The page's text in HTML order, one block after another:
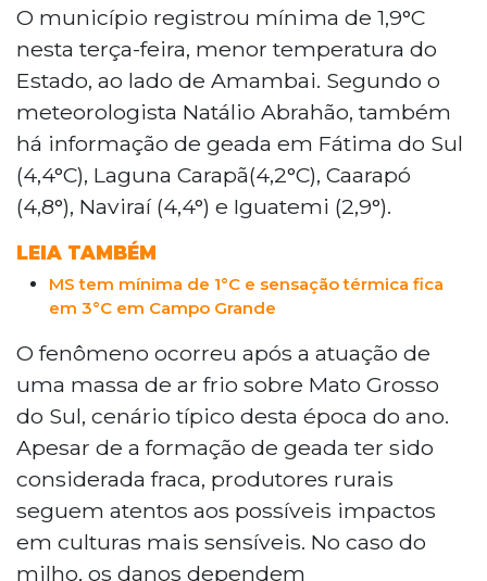
desta terça-feira em áreas rurais de Rio
Brilhante, com fina camada de gelo sobre
vegetação e colchões próximos a
lavouras de milho. O fenômeno foi
causado por massa de ar frio sobre Mato
Grosso do Sul. Produtores rurais
monitoram possíveis danos às culturas
sensíveis. A previsão indica aquecimento
gradual a partir desta quarta-feira, com
redução do risco de novas geadas na
região.
O município registrou mínima de 1,9°C
nesta terça-feira, menor temperatura do
Estado, ao lado de Amambai. Segundo o
meteorologista Natálio Abrahão, também
há informação de geada em Fátima do Sul
(4,4°C), Laguna Carapã(4,2°C), Caarapó
(4,8°), Naviraí (4,4°) e Iguatemi (2,9°).
LEIA TAMBÉM
MS tem mínima de 1°C e sensação térmica fica
em 3°C em Campo Grande
O fenômeno ocorreu após a atuação de
uma massa de ar frio sobre Mato Grosso
do Sul, cenário típico desta época do ano.
Apesar de a formação de geada ter sido
considerada fraca, produtores rurais
seguem atentos aos possíveis impactos
em culturas mais sensíveis. No caso do
milho, os danos dependem